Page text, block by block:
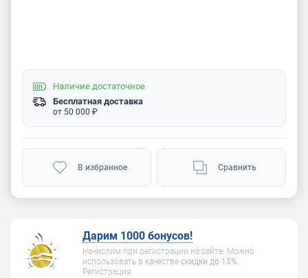
Наличие достаточное
Бесплатная доставка
от 50 000 ₽
В избранное Сравнить
Дарим 1000 бонусов!
Начислим при регистрации на сайте. Можно
использовать в качестве скидки до 15%.
Регистрация